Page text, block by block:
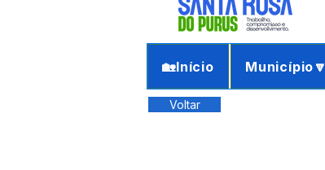
🏡Início Município🔽
Voltar